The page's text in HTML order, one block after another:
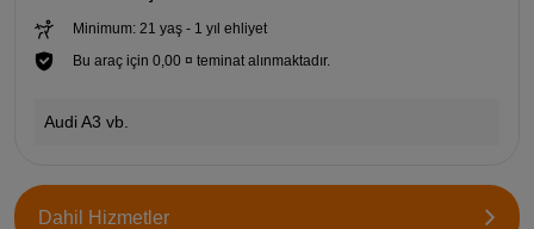
Minimum: 21 yaş - 1 yıl ehliyet
Bu araç için 0,00 ¤ teminat alınmaktadır.
Audi A3 vb.
Dahil Hizmetler